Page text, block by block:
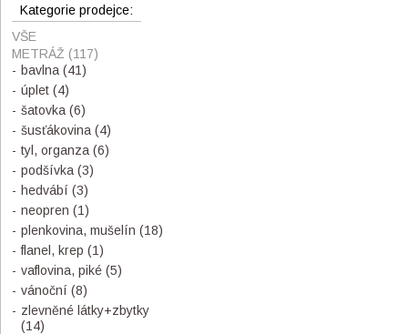
Kategorie prodejce:
VŠE
METRÁŽ (117)
bavlna (41)
úplet (4)
šatovka (6)
šusťákovina (4)
tyl, organza (6)
podšívka (3)
hedvábí (3)
neopren (1)
plenkovina, mušelín (18)
flanel, krep (1)
vaflovina, piké (5)
vánoční (8)
zlevněné látky+zbytky
(14)